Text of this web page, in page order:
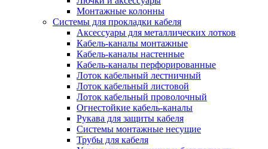
Монтажные колонны
Системы для прокладки кабеля
Аксессуары для металлических лотков
Кабель-каналы монтажные
Кабель-каналы настенные
Кабель-каналы перфорированные
Лоток кабельный лестничный
Лоток кабельный листовой
Лоток кабельный проволочный
Огнестойкие кабель-каналы
Рукава для защиты кабеля
Системы монтажные несущие
Трубы для кабеля